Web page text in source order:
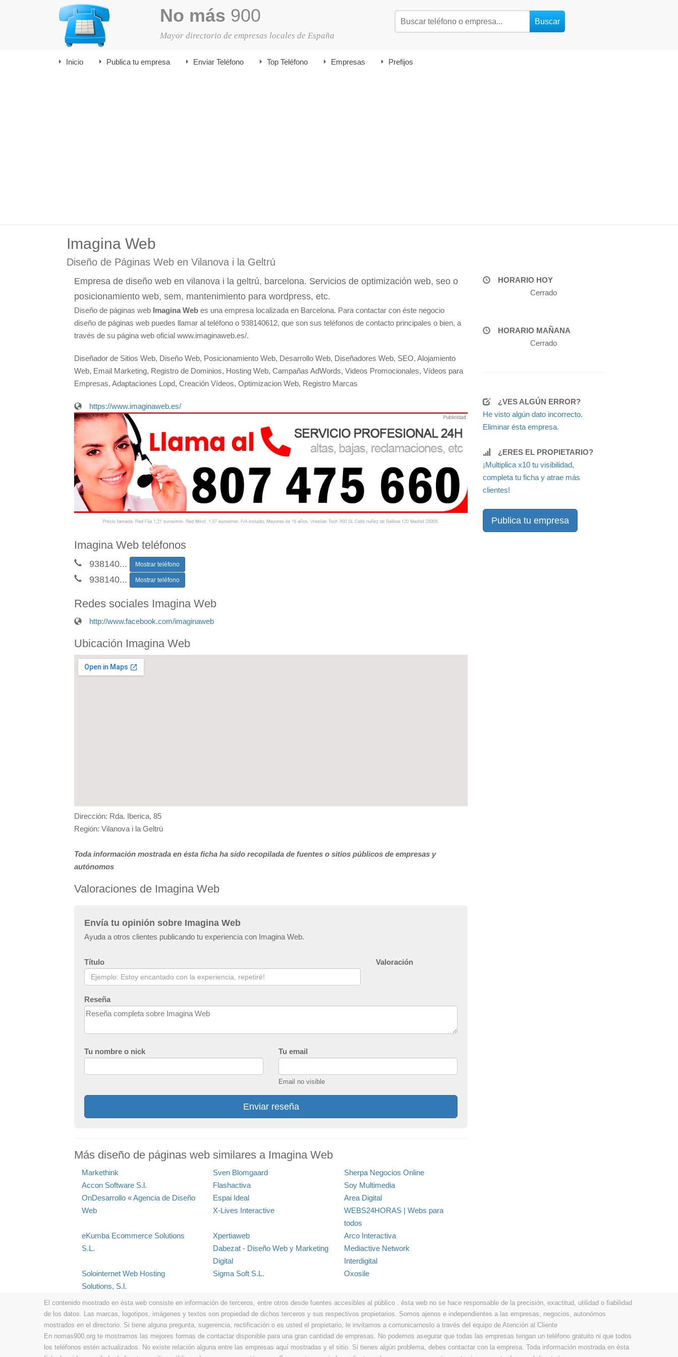
No más 900
Mayor directorio de empresas locales de España
Inicio Publica tu empresa Enviar Teléfono Top Teléfono Empresas Prefijos
Imagina Web
Diseño de Páginas Web en Vilanova i la Geltrú
Empresa de diseño web en vilanova i la geltrú, barcelona. Servicios de optimización web, seo o
posicionamiento web, sem, mantenimiento para wordpress, etc.
Diseño de páginas web Imagina Web es una empresa localizada en Barcelona. Para contactar con éste negocio
diseño de páginas web puedes llamar al teléfono o 938140612, que son sus teléfonos de contacto principales o bien, a
través de su página web oficial www.imaginaweb.es/.
Diseñador de Sitios Web, Diseño Web, Posicionamiento Web, Desarrollo Web, Diseñadores Web, SEO, Alojamiento
Web, Email Marketing, Registro de Dominios, Hosting Web, Campañas AdWords, Videos Promocionales, Vídeos para
Empresas, Adaptaciones Lopd, Creación Vídeos, Optimizacion Web, Registro Marcas
https://www.imaginaweb.es/
Imagina Web teléfonos
938140... Mostrar teléfono
938140... Mostrar teléfono
Redes sociales Imagina Web
http://www.facebook.com/imaginaweb
Ubicación Imagina Web
Dirección: Rda. Iberica, 85
Región: Vilanova i la Geltrú
Toda información mostrada en ésta ficha ha sido recopilada de fuentes o sitios públicos de empresas y
autónomos
Valoraciones de Imagina Web
Envía tu opinión sobre Imagina Web
Ayuda a otros clientes publicando tu experiencia con Imagina Web.
Título Valoración
Reseña
Tu nombre o nick Tu email
Email no visible
Enviar reseña
Más diseño de páginas web similares a Imagina Web
Markethink Sven Blomgaard
Sherpa Negocios Online
Accon Software S.l.
Flashactiva
Soy Multimedia
OnDesarrollo « Agencia de Diseño
Web
Espai Ideal
Area Digital
X-Lives Interactive
WEBS24HORAS | Webs para
todos
eKumba Ecommerce Solutions
S.L.
Xpertiaweb
Arco Interactiva
Dabezat - Diseño Web y Marketing
Digital
Mediactive Network
Interdigital
Solointernet Web Hosting
Solutions, S.l.
Sigma Soft S.L. Oxosile
HORARIO HOY
Cerrado
HORARIO MAÑANA
Cerrado
¿VES ALGÚN ERROR?
He visto algún dato incorrecto.
Eliminar ésta empresa.
¿ERES EL PROPIETARIO?
¡Multiplica x10 tu visibilidad,
completa tu ficha y atrae más
clientes!
Publica tu empresa
El contenido mostrado en ésta web consiste en información de terceros, entre otros desde fuentes accesibles al público . ésta web no se hace responsable de la precisión, exactitud, utilidad o fiabilidad
de los datos. Las marcas, logotipos, imágenes y textos son propiedad de dichos terceros y sus respectivos propietarios. Somos ajenos e independientes a las empresas, negocios, autonómos
mostrados en el directorio. Si tiene alguna pregunta, sugerencia, rectificación o es usted el propietario, le invitamos a comunicarnoslo a través del equipo de Atención al Cliente
En nomas900.org te mostramos las mejores formas de contactar disponible para una gran cantidad de empresas. No podemos asegurar que todas las empresas tengan un teléfono gratuito ni que todos
los teléfonos estén actualizados. No existe relación alguna entre las empresas aquí mostradas y el sitio. Si tienes algún problema, debes contactar con la empresa. Toda información mostrada en ésta